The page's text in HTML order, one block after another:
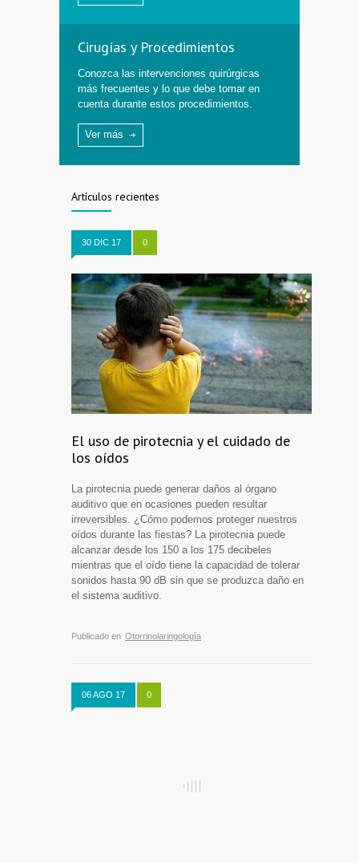
Cirugías y Procedimientos
Conozca las intervenciones quirúrgicas
más frecuentes y lo que debe tomar en
cuenta durante estos procedimientos.
Ver más
Artículos recientes
30 DIC 17 0
El uso de pirotecnia y el cuidado de
los oídos
La pirotecnia puede generar daños al órgano
auditivo que en ocasiones pueden resultar
irreversibles. ¿Cómo podemos proteger nuestros
oídos durante las fiestas? La pirotecnia puede
alcanzar desde los 150 a los 175 decibeles
mientras que el oído tiene la capacidad de tolerar
sonidos hasta 90 dB sin que se produzca daño en
el sistema auditivo.
Publicado en Otorrinolaringología
06 AGO 17 0